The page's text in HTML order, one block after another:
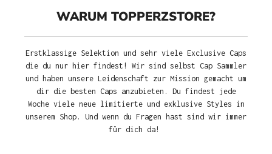
WARUM TOPPERZSTORE?
Erstklassige Selektion und sehr viele Exclusive Caps
die du nur hier findest! Wir sind selbst Cap Sammler
und haben unsere Leidenschaft zur Mission gemacht um
dir die besten Caps anzubieten. Du findest jede
Woche viele neue limitierte und exklusive Styles in
unserem Shop. Und wenn du Fragen hast sind wir immer
für dich da!